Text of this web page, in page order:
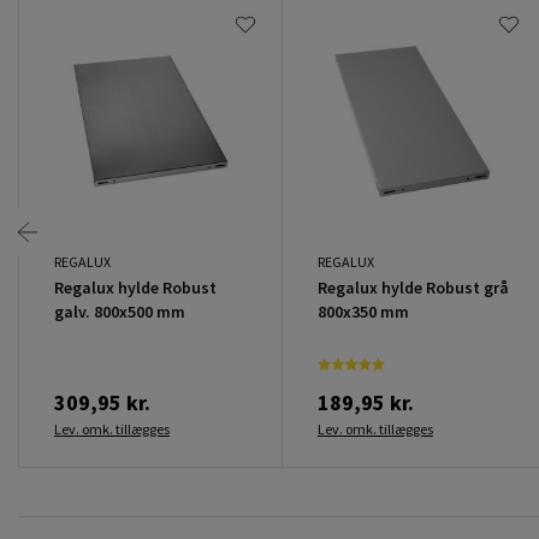
REGALUX
Regalux hylde Robust
galv. 800x500 mm
309,95 kr.
Lev. omk. tillægges
REGALUX
Regalux hylde Robust grå
800x350 mm
189,95 kr.
Lev. omk. tillægges